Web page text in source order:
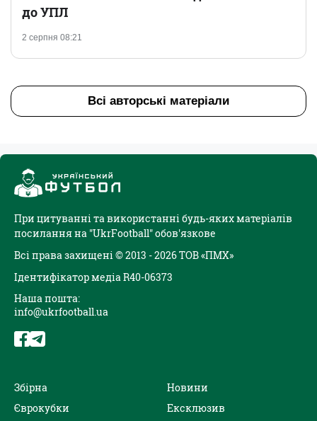
2 серпня 08:21
до УПЛ
Всі авторські матеріали
При цитуванні та використанні будь-яких матеріалів
посилання на "UkrFootball" обов'язкове
Всі права захищені © 2013 - 2026 ТОВ «ПМХ»
Ідентифікатор медіа R40-06373
Наша пошта:
info@ukrfootball.ua
Збірна
Єврокубки
Новини
Ексклюзив